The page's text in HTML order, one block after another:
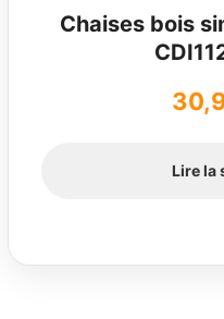
Chaises bois
Lire la